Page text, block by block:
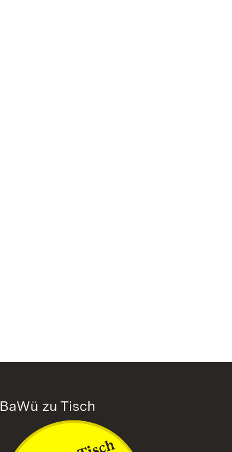
BaWü zu Tisch